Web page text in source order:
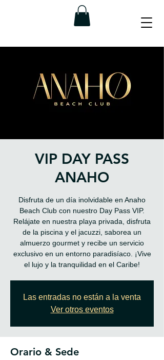
VIP DAY PASS
ANAHO
Disfruta de un día inolvidable en Anaho
Beach Club con nuestro Day Pass VIP.
Relájate en nuestra playa privada, disfruta
de la piscina y el jacuzzi, saborea un
almuerzo gourmet y recibe un servicio
exclusivo en un entorno paradisíaco. ¡Vive
Las entradas no están a la venta
Ver otros eventos
Orario & Sede